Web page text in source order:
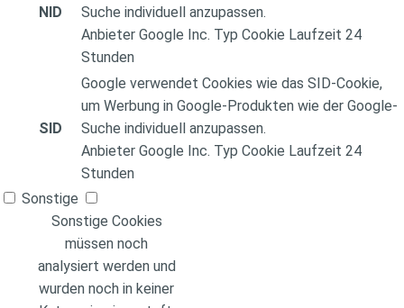
NID
Suche individuell anzupassen.
Anbieter Google Inc. Typ Cookie Laufzeit 24
Stunden
SID
Google verwendet Cookies wie das SID-Cookie,
um Werbung in Google-Produkten wie der Google-
Suche individuell anzupassen.
Anbieter Google Inc. Typ Cookie Laufzeit 24
Stunden
Sonstige
Sonstige Cookies
müssen noch
analysiert werden und
wurden noch in keiner